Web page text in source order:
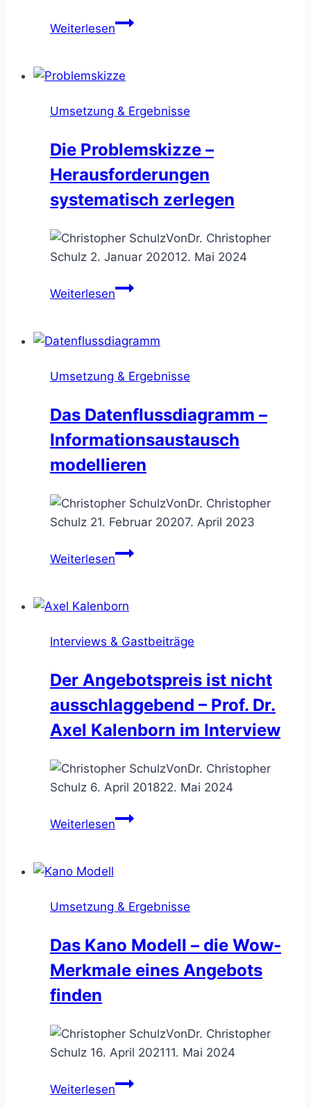
WeiterlesenDer
–
an
Unternehmensberater
Umsetzung & Ergebnisse
Die Problemskizze –
Herausforderungen
systematisch zerlegen
VonDr. Christopher
Schulz 2. Januar 202012. Mai 2024
WeiterlesenDie
Herausforderungen
zerlegen
Umsetzung & Ergebnisse
Das Datenflussdiagramm –
Informationsaustausch
modellieren
VonDr. Christopher
Schulz 21. Februar 20207. April 2023
WeiterlesenDas
Informationsaustausch
Interviews & Gastbeiträge
Der Angebotspreis ist nicht
ausschlaggebend – Prof. Dr.
Axel Kalenborn im Interview
VonDr. Christopher
Schulz 6. April 201822. Mai 2024
WeiterlesenDer
–
Dr.
Axel
Umsetzung & Ergebnisse
Das Kano Modell – die Wow-
Merkmale eines Angebots
finden
VonDr. Christopher
Schulz 16. April 202111. Mai 2024
WeiterlesenDas